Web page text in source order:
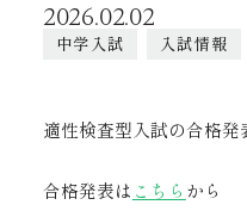
2026.02.02
中学入試 入試情報
適性検査型入試の合格発
合格発表は こちら から